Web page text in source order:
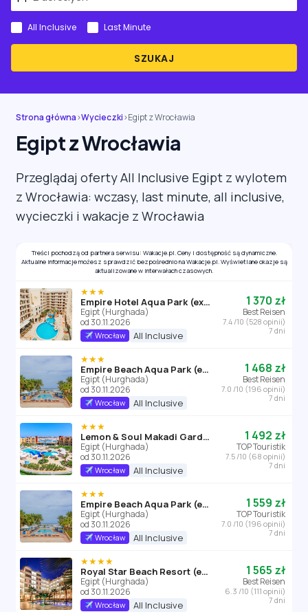
SZUKAJ
All Inclusive Last Minute
Strona główna›Wycieczki›Egipt z Wrocławia
Egipt z Wrocławia
Przeglądaj oferty All Inclusive Egipt z wylotem
z Wrocławia: wczasy, last minute, all inclusive,
wycieczki i wakacje z Wrocławia
Treści pochodzą od partnera serwisu: Wakacje.pl. Ceny i dostępność są dynamiczne.
Aktualne informacje możesz sprawdzić bezpośrednio na Wakacje.pl. Wyświetlane okazje są
aktualizowane w interwałach czasowych.
★★★
Empire Hotel Aqua Park (ex. Triton Empire Hotel Hurghada)
Egipt (Hurghada)
od 30.11.2026
Wrocław All Inclusive
1 370 zł
Best Reisen
7.4 /10 (528 opinii)
7 dni
★★★
Empire Beach Aqua Park (ex. Triton Empire Beach Resort Hurghada)
Egipt (Hurghada)
od 30.11.2026
Wrocław All Inclusive
1 468 zł
Best Reisen
7.0 /10 (196 opinii)
7 dni
★★★
Lemon & Soul Makadi Garden (ex Labranda Garden Makadi)
Egipt (Hurghada)
od 30.11.2026
Wrocław All Inclusive
1 492 zł
TOP Touristik
7.5 /10 (68 opinii)
7 dni
★★★
Empire Beach Aqua Park (ex. Triton Empire Beach Resort Hurghada)
Egipt (Hurghada)
od 30.11.2026
Wrocław All Inclusive
1 559 zł
TOP Touristik
7.0 /10 (196 opinii)
7 dni
★★★★
Royal Star Beach Resort (ex Three Corners)
Egipt (Hurghada)
od 30.11.2026
Wrocław All Inclusive
1 565 zł
Best Reisen
6.3 /10 (111 opinii)
7 dni